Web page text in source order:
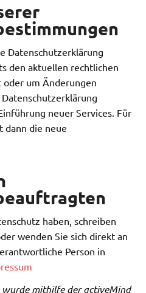
Datenschutzerklärung
den aktuellen rechtlichen
um Änderungen
neuer Services. Für
dann die neue
haben, schreiben
wenden Sie sich direkt an
Person in
mithilfe der activeMind